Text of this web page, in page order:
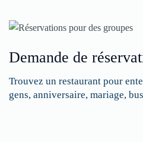
Demande de
Trouvez un restaurant pour
gens, anniversaire, mariage,